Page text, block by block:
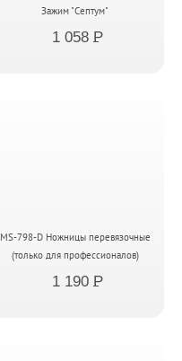
Зажим "Септум"
1 058 P
MS-798-D Ножницы перевязочные
(только для профессионалов)
1 190 P